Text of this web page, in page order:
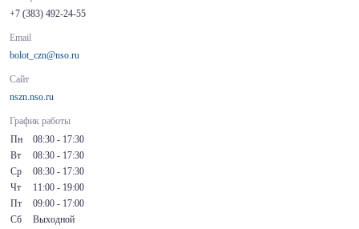
+7 (383) 492-24-55
Email
bolot_czn@nso.ru
Сайт
nszn.nso.ru
График работы
Пн
08:30 - 17:30
Вт
08:30 - 17:30
Ср
08:30 - 17:30
Чт
11:00 - 19:00
Пт
09:00 - 17:00
Сб
Выходной